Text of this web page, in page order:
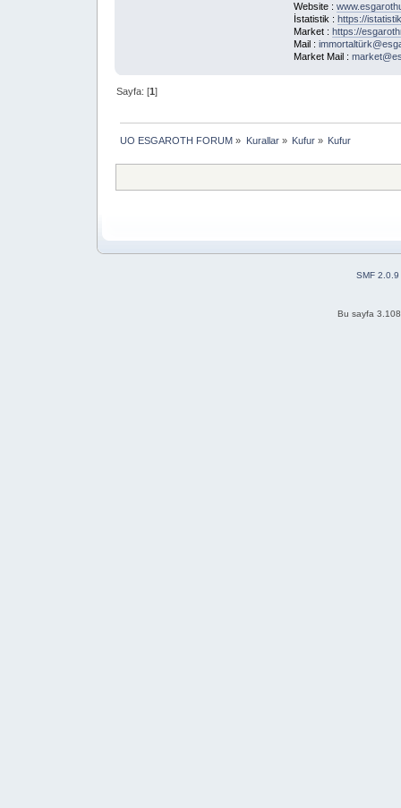
Website :
İstatistik : https://
Market : https://
Mail :
Market Mail :
Sayfa: [1]
UO ESGAROTH FORUM » Kurallar» Kufur» Kufur
SMF 2.0.9
Bu sayfa